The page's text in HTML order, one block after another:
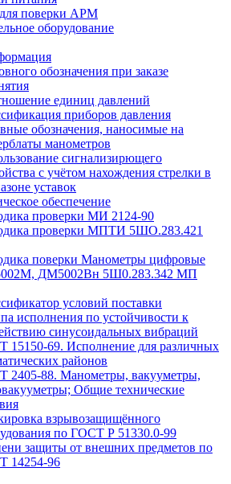
поверки АРМ
оборудование
обозначения при заказе
единиц давлений
приборов давления
обозначения, наносимые на
манометров
сигнализирющего
с учётом нахождения стрелки в
уставок
обеспечение
проверки МИ 2124-90
проверки МПТИ 5ШО.283.421
поверки Манометры цифровые
ДМ5002Вн 5Ш0.283.342 МП
условий поставки
исполнения по устойчивости к
синусоидальных вибраций
15150-69. Исполнение для различных
районов
2405-88. Манометры, вакууметры,
Общие технические
взрывозащищённого
по ГОСТ Р 51330.0-99
защиты от внешних предметов по
14254-96